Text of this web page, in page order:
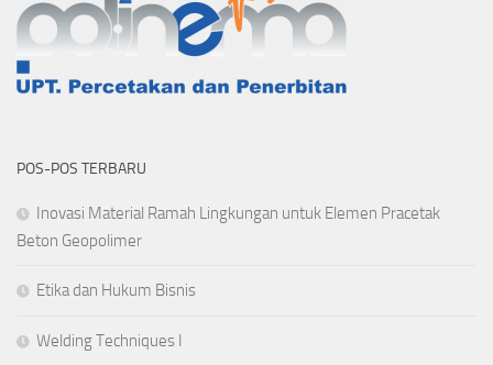
POS-POS TERBARU
Inovasi Material Ramah Lingkungan untuk Elemen Pracetak
Beton Geopolimer
Etika dan Hukum Bisnis
Welding Techniques I